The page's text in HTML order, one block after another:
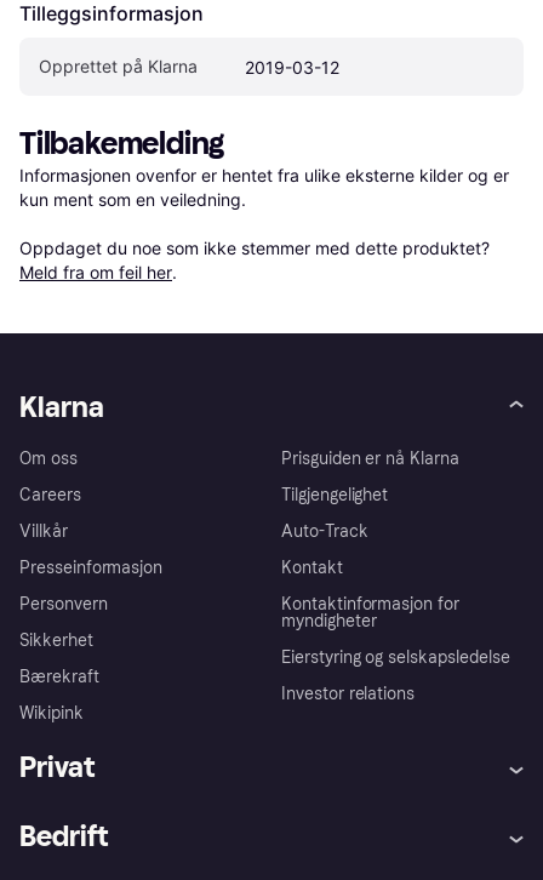
Tilleggsinformasjon
Opprettet på Klarna 2019-03-12
Tilbakemelding
Informasjonen ovenfor er hentet fra ulike eksterne kilder og er
kun ment som en veiledning.
Oppdaget du noe som ikke stemmer med dette produktet?
Meld fra om feil her.
Klarna
Om oss
Careers
Villkår
Presseinformasjon
Personvern
Sikkerhet
Bærekraft
Wikipink
Prisguiden er nå Klarna
Tilgjengelighet
Auto-Track
Kontakt
Kontaktinformasjon for
myndigheter
Eierstyring og selskapsledelse
Investor relations
Privat
Bedrift